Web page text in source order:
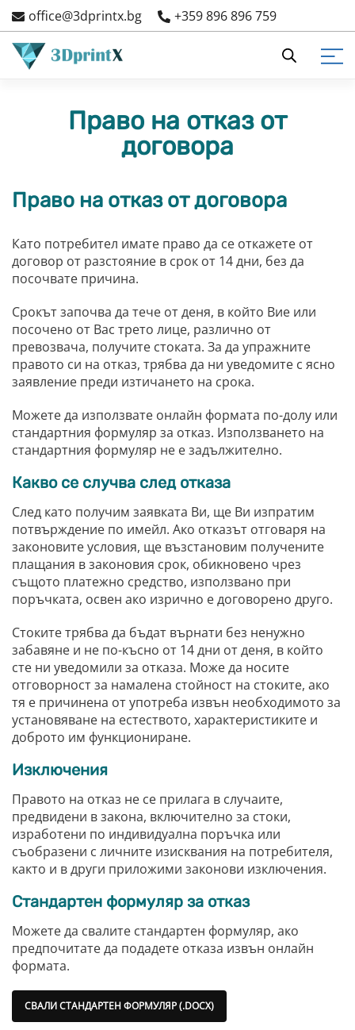
Skip
content
office@3dprintx.bg +359 896 896 759
FDM принтери
Многоцветен
Машини за
Измиване
3D принтери
Мострени и употребявани 3D
принтери
Дентални смоли
Препарати за почистване
ABS like/Здрави смоли
За отливки
Гъвкава смола
Resin Neon
ABS
ASA
PA
PP
PC
REFILL
Други
Кутии за сушене на филамент
Задвижващи елементи
Ремъци
Крепежни елементи
Електронни компоненти
Дънни платки
Дисплеи
Инструменти
Легло за 3D принтер
Подложки и
FEP филми
Право на отказ от
договора
Право на отказ от договора
Като потребител имате право да се откажете от
договор от разстояние в срок от 14 дни, без да
посочвате причина.
Срокът започва да тече от деня, в който Вие или
посочено от Вас трето лице, различно от
превозвача, получите стоката. За да упражните
правото си на отказ, трябва да ни уведомите с ясно
заявление преди изтичането на срока.
Можете да използвате онлайн формата по-долу или
стандартния формуляр за отказ. Използването на
стандартния формуляр не е задължително.
Какво се случва след отказа
След като получим заявката Ви, ще Ви изпратим
потвърждение по имейл. Ако отказът отговаря на
законовите условия, ще възстановим получените
плащания в законовия срок, обикновено чрез
същото платежно средство, използвано при
поръчката, освен ако изрично е договорено друго.
Стоките трябва да бъдат върнати без ненужно
забавяне и не по-късно от 14 дни от деня, в който
сте ни уведомили за отказа. Може да носите
отговорност за намалена стойност на стоките, ако
тя е причинена от употреба извън необходимото за
установяване на естеството, характеристиките и
доброто им функциониране.
Изключения
Правото на отказ не се прилага в случаите,
предвидени в закона, включително за стоки,
изработени по индивидуална поръчка или
съобразени с личните изисквания на потребителя,
както и в други приложими законови изключения.
Стандартен формуляр за отказ
Можете да свалите стандартен формуляр, ако
предпочитате да подадете отказа извън онлайн
формата.
СВАЛИ СТАНДАРТЕН ФОРМУЛЯР (.DOCX)